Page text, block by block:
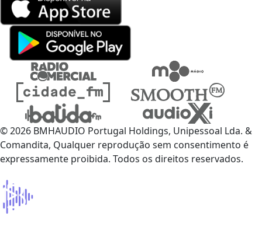
© 2026 BMHAUDIO Portugal Holdings, Unipessoal Lda. &
Comandita, Qualquer reprodução sem consentimento é
expressamente proibida. Todos os direitos reservados.